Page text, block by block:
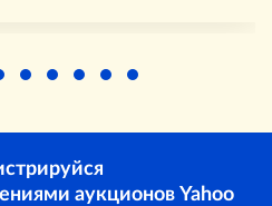
аукционов Yahoo